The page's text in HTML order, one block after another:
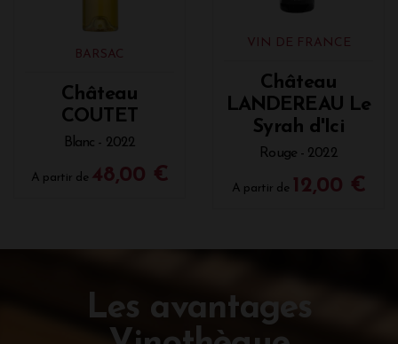
BARSAC
Château
COUTET
Blanc - 2022
A partir de 48,00 €
VIN DE FRANCE
Château
LANDEREAU Le
Syrah d'Ici
Rouge - 2022
A partir de 12,00 €
Les avantages